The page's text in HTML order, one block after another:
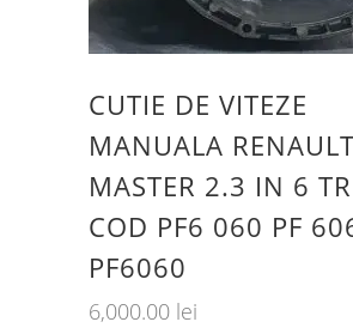
CUTIE DE VITEZE
MANUALA RENAULT
MASTER 2.3 IN 6
COD PF6 060 PF
PF6060
6,000.00 lei